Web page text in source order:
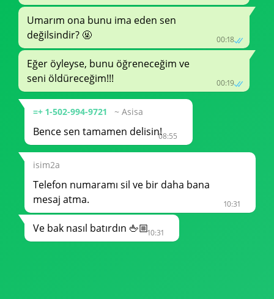
00:18
Umarım ona bunu ima eden sen
değilsindir? 🤬
00:19
Eğer öyleyse, bunu öğreneceğim ve
seni öldüreceğim!!!
=+ 1-502-994-9721 ~ Asisa
08:55
Bence sen tamamen delisin!
isim2a
10:31
Telefon numaramı sil ve bir daha bana
mesaj atma.
10:31
Ve bak nasıl batırdın 🖕🏼